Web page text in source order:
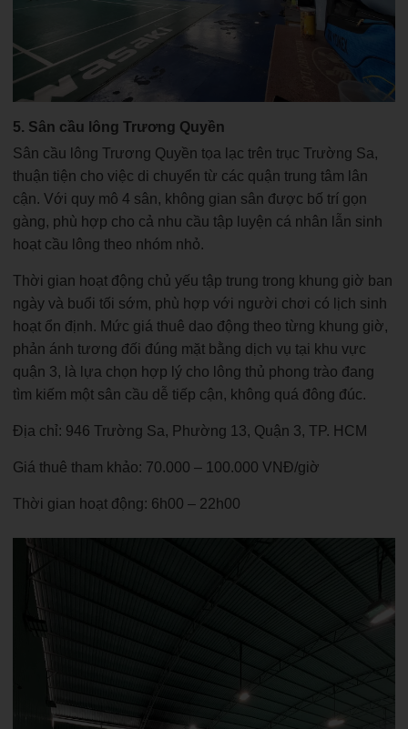
5. Sân cầu lông Trương Quyền
Sân cầu lông Trương Quyền tọa lạc trên trục Trường Sa,
thuận tiện cho việc di chuyển từ các quận trung tâm lân
cận. Với quy mô 4 sân, không gian sân được bố trí gọn
gàng, phù hợp cho cả nhu cầu tập luyện cá nhân lẫn sinh
hoạt cầu lông theo nhóm nhỏ.
Thời gian hoạt động chủ yếu tập trung trong khung giờ ban
ngày và buổi tối sớm, phù hợp với người chơi có lịch sinh
hoạt ổn định. Mức giá thuê dao động theo từng khung giờ,
phản ánh tương đối đúng mặt bằng dịch vụ tại khu vực
quận 3, là lựa chọn hợp lý cho lông thủ phong trào đang
tìm kiếm một sân cầu dễ tiếp cận, không quá đông đúc.
Địa chỉ: 946 Trường Sa, Phường 13, Quận 3, TP. HCM
Giá thuê tham khảo: 70.000 – 100.000 VNĐ/giờ
Thời gian hoạt động: 6h00 – 22h00